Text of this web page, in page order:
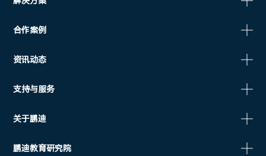
合作案例
资讯动态
支持与服务
关于鹏迪
鹏迪教育研究院